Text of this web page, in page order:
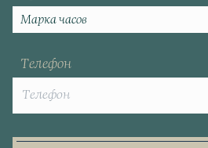
Телефон